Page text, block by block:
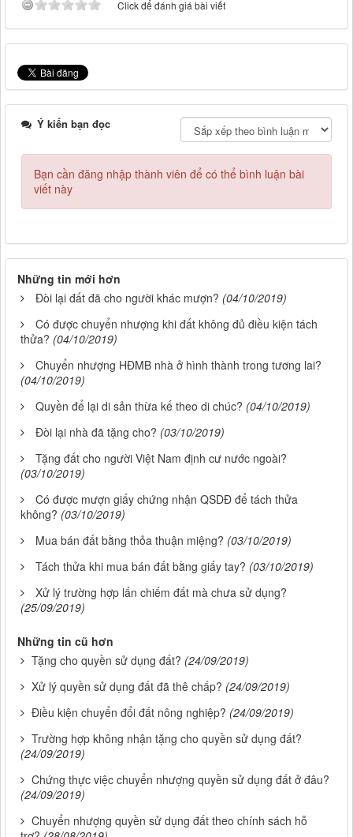
Click để đánh giá bài viết
Ý kiến bạn đọc
Bạn cần đăng nhập thành viên để có thể bình luận bài
viết này
Những tin mới hơn
Đòi lại đất đã cho người khác mượn? (04/10/2019)
Có được chuyển nhượng khi đất không đủ điều kiện tách
thửa? (04/10/2019)
Chuyển nhượng HĐMB nhà ở hình thành trong tương lai?
(04/10/2019)
Quyền để lại di sản thừa kế theo di chúc? (04/10/2019)
Đòi lại nhà đã tặng cho? (03/10/2019)
Tặng đất cho người Việt Nam định cư nước ngoài?
(03/10/2019)
Có được mượn giấy chứng nhận QSDĐ để tách thửa
không? (03/10/2019)
Mua bán đất bằng thỏa thuận miệng? (03/10/2019)
Tách thửa khi mua bán đất bằng giấy tay? (03/10/2019)
Xử lý trường hợp lấn chiếm đất mà chưa sử dụng?
(25/09/2019)
Những tin cũ hơn
Tặng cho quyền sử dụng đất? (24/09/2019)
Xử lý quyền sử dụng đất đã thê chấp? (24/09/2019)
Điều kiện chuyển đổi đất nông nghiệp? (24/09/2019)
Trường hợp không nhận tặng cho quyền sử dụng đất?
(24/09/2019)
Chứng thực việc chuyển nhượng quyền sử dụng đất ở đâu?
(24/09/2019)
Chuyển nhượng quyền sử dụng đất theo chính sách hỗ